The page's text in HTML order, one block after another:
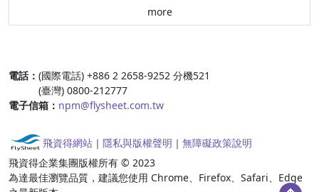
《石渠寶笈三編》相關印記的鈐押
淺論院藏黃釉雙獸耳罐
米芾尺牘〈弊居帖〉的「分身術」
清代莊豫德〈摹貫休補盧楞伽十八應真〉圖冊的製作
鑑藏印外又一「章」
more
電話： (國際電話) +886 2 2658-9252 分機521
(臺灣) 0800-212777
電子信箱： npm@flysheet.com.tw
飛資得網站 ｜ 隱私與版權聲明 ｜ 無障礙政策說明
飛資得企業集團版權所有 © 2023
為達最佳瀏覽品質，建議您使用 Chrome、Firefox、Safari、Edge